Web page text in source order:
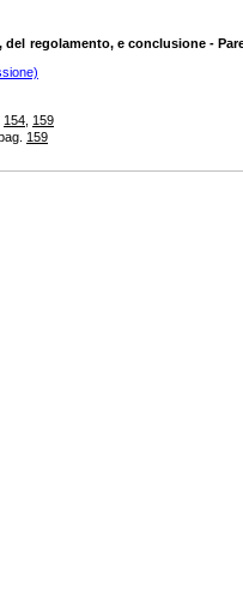
del regolamento, e conclusione -
154 159
pag. 159